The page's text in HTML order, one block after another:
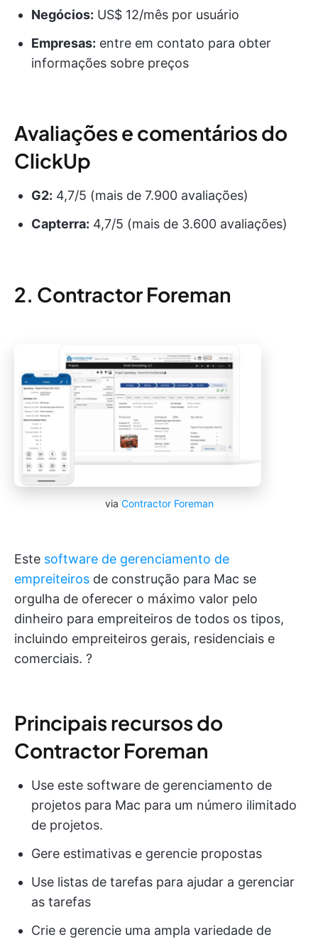
Negócios: US$ 12/mês por usuário
Empresas: entre em contato para obter
informações sobre preços
Avaliações e comentários do
ClickUp
G2: 4,7/5 (mais de 7.900 avaliações)
Capterra: 4,7/5 (mais de 3.600 avaliações)
2. Contractor Foreman
via Contractor Foreman
Este software de gerenciamento de
empreiteiros de construção para Mac se
orgulha de oferecer o máximo valor pelo
dinheiro para empreiteiros de todos os tipos,
incluindo empreiteiros gerais, residenciais e
comerciais. ?
Principais recursos do
Contractor Foreman
Use este software de gerenciamento de
projetos para Mac para um número ilimitado
de projetos.
Gere estimativas e gerencie propostas
Use listas de tarefas para ajudar a gerenciar
as tarefas
Crie e gerencie uma ampla variedade de